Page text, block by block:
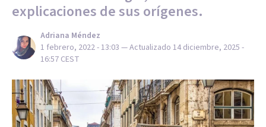
explicaciones de sus orígenes.
Adriana Méndez
1 febrero, 2022 - 13:03 — Actualizado 14 diciembre, 2025 -
16:57 CEST